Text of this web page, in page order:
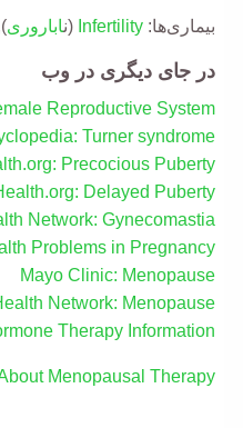
بیماری‌ها:Infertility (ناباروری
در جای دیگری در وب
Reproductive System
Turner syndrome
Precocious Puberty
Delayed Puberty
Network: Gynecomastia
Problems in Pregnancy
Mayo Clinic: Menopause
Network: Menopause
Therapy Information
Menopausal Therapy